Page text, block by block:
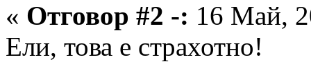
« Отговор #2 -: 16 Май,
Ели, това е страхотно!